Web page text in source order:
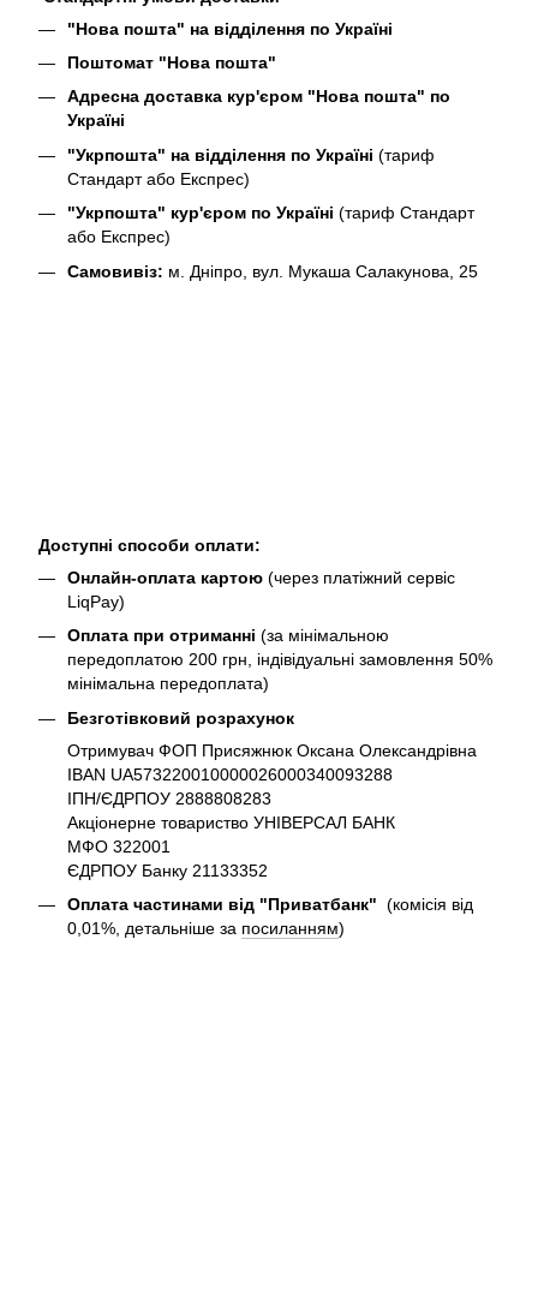
"Нова пошта" на відділення по Україні
Поштомат "Нова пошта"
Адресна доставка кур'єром "Нова пошта" по
Україні
"Укрпошта" на відділення по Україні (тариф
Стандарт або Експрес)
"Укрпошта" кур'єром по Україні (тариф Стандарт
або Експрес)
Самовивіз: м. Дніпро, вул. Мукаша Салакунова, 25
Доступні способи оплати:
Онлайн-оплата картою (через платіжний сервіс
LiqPay)
Оплата при отриманні (за мінімальною
передоплатою 200 грн, індівідуальні замовлення 50%
мінімальна передоплата)
Безготівковий розрахунок
Отримувач ФОП Присяжнюк Оксана Олександрівна
IBAN UA573220010000026000340093288
ІПН/ЄДРПОУ 2888808283
Акціонерне товариство УНІВЕРСАЛ БАНК
МФО 322001
ЄДРПОУ Банку 21133352
Оплата частинами від "Приватбанк" (комісія від
0,01%, детальніше за посиланням)